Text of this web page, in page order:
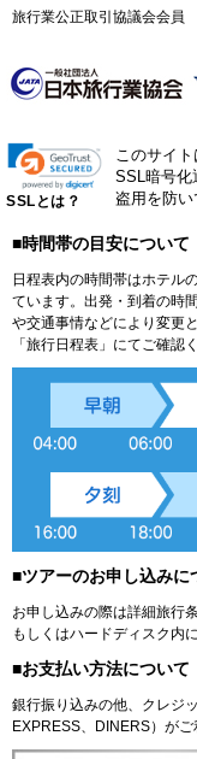
旅行業公正取引協議会会員
SSLとは？
このサイ
SSL暗号化
盗用を防い
■時間帯の目安について
日程表内の時間帯はホテル
ています。出発・到着の時
や交通事情などにより変更
「旅行日程表」にてご確認
■ツアーのお申し込みに
お申し込みの際は詳細旅行
もしくはハードディスク内
■お支払い方法について
銀行振り込みの他、クレジ
EXPRESS、DINERS）がご